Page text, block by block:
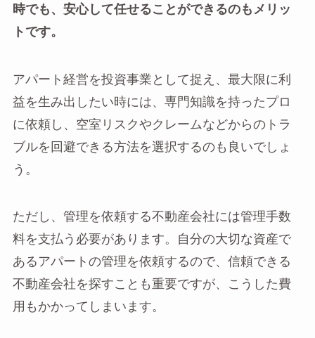
時でも、安心して任せることができるのもメリッ
トです。
アパート経営を投資事業として捉え、最大限に利
益を生み出したい時には、専門知識を持ったプロ
に依頼し、空室リスクやクレームなどからのトラ
ブルを回避できる方法を選択するのも良いでしょ
う。
ただし、管理を依頼する不動産会社には管理手数
料を支払う必要があります。自分の大切な資産で
あるアパートの管理を依頼するので、信頼できる
不動産会社を探すことも重要ですが、こうした費
用もかかってしまいます。